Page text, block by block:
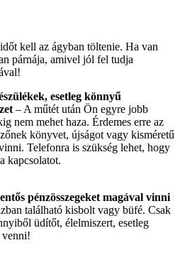
kell az ágyban töltenie. Ha van
párnája, amivel jól fel tudja
esetleg könnyű
– A műtét után Ön egyre jobb
nem mehet haza. Érdemes erre az
könyvet, újságot vagy kisméretű
Telefonra is szükség lehet, hogy
kapcsolatot.
pénzösszegeket magával vinni
található kisbolt vagy büfé. Csak
üdítőt, élelmiszert, esetleg
venni!